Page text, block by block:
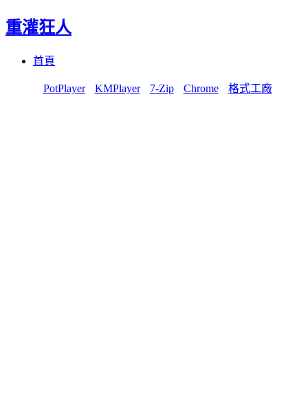
重灌狂人
首頁
PotPlayer KMPlayer 7-Zip Chrome 格式工廠